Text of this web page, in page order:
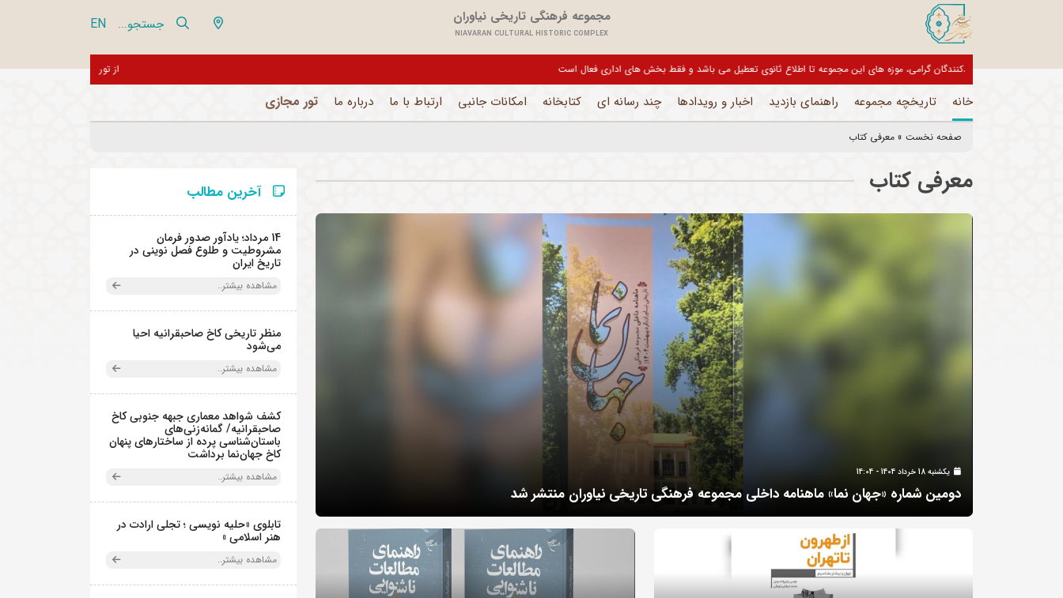
مجموعه فرهنگی تاریخی نیاوران
NIAVARAN CULTURAL HISTORIC COMPLEX جستجو... EN
از تور مجازی 360 درجه مجموعه فرهنگی تاریخی نیاوران بازدید نمایید بازدیدکنندگان گرامی، موزه های این مجموعه تا اطلاع ثانوی تعطیل می باشد و فقط بخش های اداری فعال است
خانه تاریخچه مجموعه راهنمای بازدید اخبار و رویدادها چند رسانه ای کتابخانه امکانات جانبی ارتباط با ما درباره ما تور مجازی
صفحه نخست » معرفی کتاب
معرفی کتاب
يکشنبه 18 خرداد 1404 - 14:04
دومین شماره «جهان نما» ماهنامه داخلی مجموعه فرهنگی تاریخی نیاوران منتشر شد
آخرین مطالب
14 مرداد؛ یادآور صدور فرمان
مشروطیت و طلوع فصل نوینی در
تاریخ ایران
مشاهده بیشتر..
منظر تاریخی کاخ صاحبقرانیه احیا
می‌شود
مشاهده بیشتر..
کشف شواهد معماری جبهه جنوبی کاخ
صاحبقرانیه/ گمانه‌زنی‌های
باستان‌شناسی پرده از ساختارهای پنهان
کاخ جهان‌نما برداشت
مشاهده بیشتر..
تابلوی «حلیه نویسی ؛ تجلی ارادت در
هنر اسلامی »
مشاهده بیشتر..